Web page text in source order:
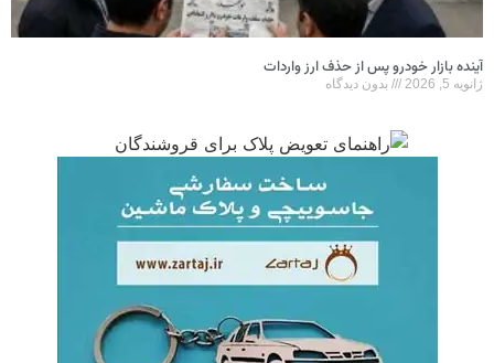
آینده بازار خودرو پس از حذف ارز واردات
ژانویه 5, 2026 بدون دیدگاه